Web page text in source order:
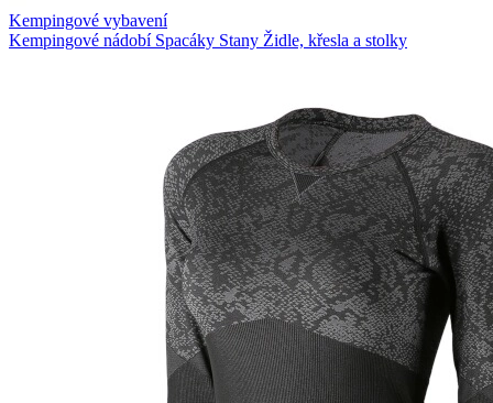
Kempingové vybavení
Kempingové nádobí Spacáky Stany Židle, křesla a stolky